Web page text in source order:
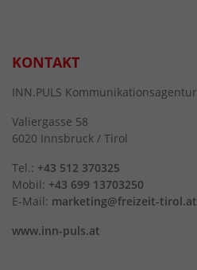
KONTAKT
INN.PULS Kommunikationsagentur
Valiergasse 58
6020 Innsbruck / Tirol
Tel.: +43 512 370325
Mobil: +43 699 13703250
E-Mail: marketing@freizeit-tirol.at
www.inn-puls.at